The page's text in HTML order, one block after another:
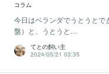
コラム
今日はベランダでうとうと
盤）と、うとうと…
てとの飼い主
2024/05/21 03:35